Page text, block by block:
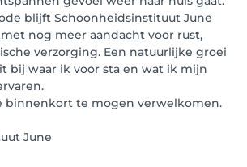
blijft Schoonheidsinstituut June
nog meer aandacht voor rust,
verzorging. Een natuurlijke groei
bij waar ik voor sta en wat ik mijn
binnenkort te mogen verwelkomen.
June